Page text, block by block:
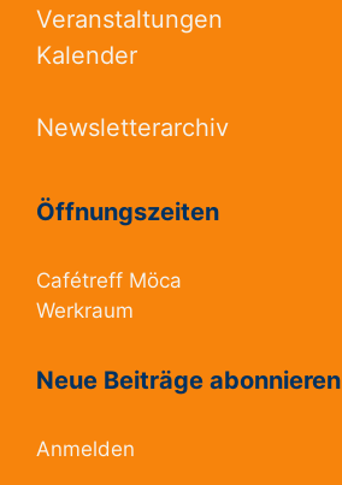
Veranstaltungen
Kalender
Newsletterarchiv
Öffnungszeiten
Cafétreff Möca
Werkraum
Neue Beiträge abonnieren
Anmelden